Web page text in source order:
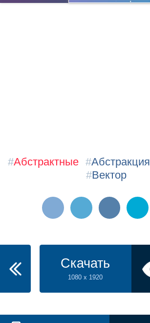
#Абстрактные #Абстракция
#Вектор
Скачать
1080 x 1920